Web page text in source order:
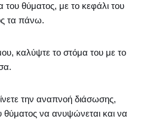
του θύματος, με το κεφάλι του
τα πάνω.
καλύψτε το στόμα του με το
την αναπνοή διάσωσης,
να ανυψώνεται και να